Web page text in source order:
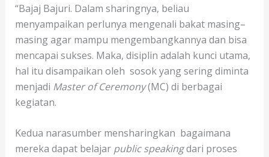
“Bajaj Bajuri. Dalam sharingnya, beliau
menyampaikan perlunya mengenali bakat masing–
masing agar mampu mengembangkannya dan bisa
mencapai sukses. Maka, disiplin adalah kunci utama,
hal itu disampaikan oleh sosok yang sering diminta
menjadi Master of Ceremony(MC) di berbagai
kegiatan.
Kedua narasumber mensharingkan bagaimana
mereka dapat belajar public speakingdari proses